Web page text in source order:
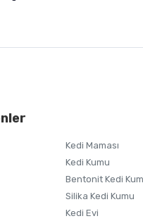
eksik bilgiler bulunuyor.
daha pahalı.
alternatifler olmalı.
Kedi Maması
Kedi Kumu
Bentonit Kedi
Silika Kedi Kumu
Kedi Evi